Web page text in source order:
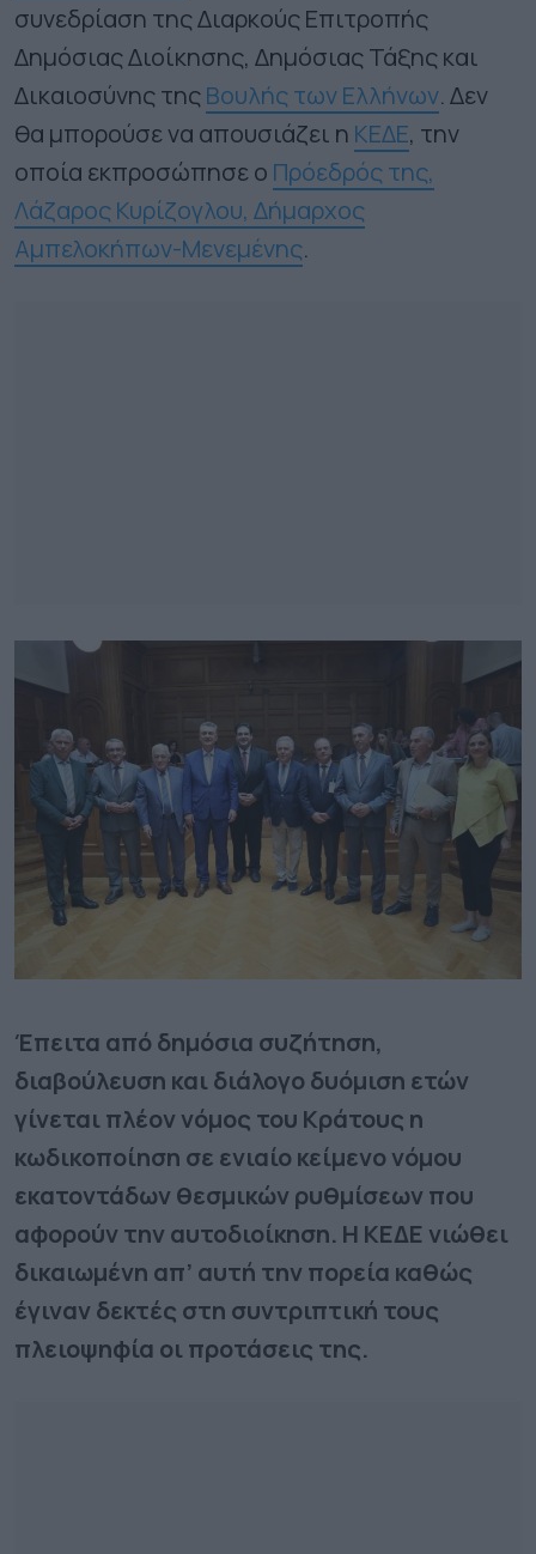
συνεδρίαση της Διαρκούς Επιτροπής
Δημόσιας Διοίκησης, Δημόσιας Τάξης και
Δικαιοσύνης τηςΒουλής των Ελλήνων. Δεν
θα μπορούσε να απουσιάζει η ΚΕΔΕ, την
οποία εκπροσώπησε ο Πρόεδρός της,
Λάζαρος Κυρίζογλου, Δήμαρχος
Αμπελοκήπων-Μενεμένης.
Έπειτα από δημόσια συζήτηση,
διαβούλευση και διάλογο δυόμιση ετών
γίνεται πλέον νόμος του Κράτους η
κωδικοποίηση σε ενιαίο κείμενο νόμου
εκατοντάδων θεσμικών ρυθμίσεων που
αφορούν την αυτοδιοίκηση. Η ΚΕΔΕ νιώθει
δικαιωμένη απ’ αυτή την πορεία καθώς
έγιναν δεκτές στη συντριπτική τους
πλειοψηφία οι προτάσεις της.